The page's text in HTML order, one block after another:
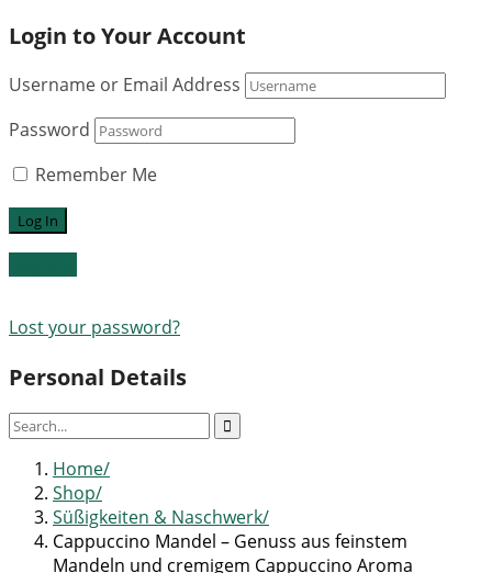
Login to Your Account
Username or Email Address
Password
Remember Me
Lost your password?
Personal Details
Home
Shop
Süßigkeiten & Naschwerk
Cappuccino Mandel – Genuss aus feinstem
Mandeln und cremigem Cappuccino Aroma